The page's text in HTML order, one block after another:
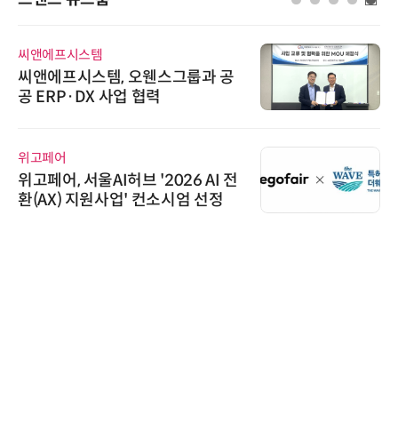
씨앤에프시스템
씨앤에프시스템, 오웬스그룹과 공
공 ERP·DX 사업 협력
위고페어
위고페어, 서울AI허브 '2026 AI 전
환(AX) 지원사업' 컨소시엄 선정